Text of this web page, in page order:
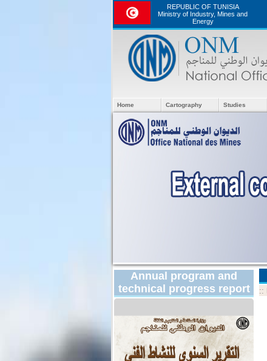
REPUBLIC OF TUNISIA
Ministry of Industry, Mines and
Energy
Home Cartography Studies
Annual program and
technical progress report
::